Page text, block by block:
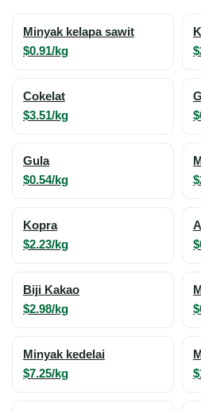
Minyak kelapa sawit
$0.91/kg
Cokelat
$3.51/kg
Gula
$0.54/kg
Kopra
$2.23/kg
Biji Kakao
$2.98/kg
Minyak kedelai
$7.25/kg